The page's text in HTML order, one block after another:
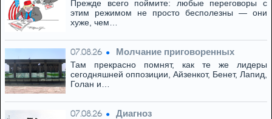
Прежде всего поймите: любые переговоры с
этим режимом не просто бесполезны — они
хуже, чем…
07.08.26 Молчание приговоренных
Там прекрасно помнят, как те же лидеры
сегодняшней оппозиции, Айзенкот, Бенет, Лапид,
Голан и…
07.08.26 Диагноз